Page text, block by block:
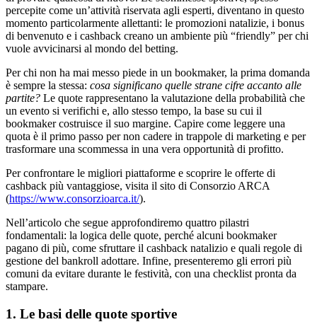
percepite come un’attività riservata agli esperti, diventano in questo
momento particolarmente allettanti: le promozioni natalizie, i bonus
di benvenuto e i cashback creano un ambiente più “friendly” per chi
vuole avvicinarsi al mondo del betting.
Per chi non ha mai messo piede in un bookmaker, la prima domanda
è sempre la stessa: cosa significano quelle strane cifre accanto alle
partite? Le quote rappresentano la valutazione della probabilità che
un evento si verifichi e, allo stesso tempo, la base su cui il
bookmaker costruisce il suo margine. Capire come leggere una
quota è il primo passo per non cadere in trappole di marketing e per
trasformare una scommessa in una vera opportunità di profitto.
Per confrontare le migliori piattaforme e scoprire le offerte di
cashback più vantaggiose, visita il sito di Consorzio ARCA
(https://www.consorzioarca.it/).
Nell’articolo che segue approfondiremo quattro pilastri
fondamentali: la logica delle quote, perché alcuni bookmaker
pagano di più, come sfruttare il cashback natalizio e quali regole di
gestione del bankroll adottare. Infine, presenteremo gli errori più
comuni da evitare durante le festività, con una checklist pronta da
stampare.
1. Le basi delle quote sportive